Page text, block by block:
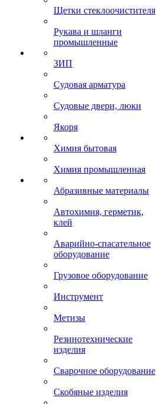
Щетки стеклоочистителя
Рукава и шланги
промышленные
ЗИП
Судовая арматура
Судовые двери, люки
Якоря
Химия бытовая
Химия промышленная
Абразивные материалы
Автохимия, герметик,
клей
Аварийно-спасательное
оборудование
Грузовое оборудование
Инструмент
Метизы
Резинотехнические
изделия
Сварочное оборудование
Скобяные изделия